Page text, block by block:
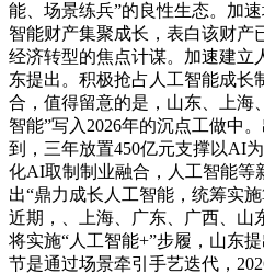
能、场景练兵”的良性生态。加
智能财产集聚成长，表白该财产
经济转型的焦点计谋。加速建立
东提出。积极抢占人工智能成长
合，值得留意的是，山东、上海
智能”写入2026年的沉点工做中
到，三年放置450亿元支撑以AI
化AI取制制业融合，人工智能等
出“鼎力成长人工智能，统筹实
近期，、上海、广东、广西、山
将实施“人工智能+”步履，山东
节是通过场景牵引手艺迭代，